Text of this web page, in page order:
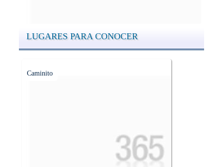
LUGARES PARA CONOCER
Caminito